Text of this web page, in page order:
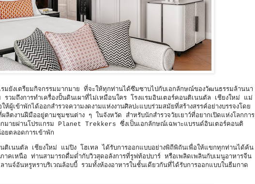
มยังเตรียมกิจกรรมมากมาย ที่จะให้ทุกท่านได้ซึมซาบไปกับเอกลักษณ์ของวัฒนธรรมล้านนา
วมถึงการทำเครื่องปั้นดินเผาที่ไม่เหมือนใคร โรงแรมอินเตอร์คอนติเนนตัล เชียงใหม่ แม่
ผู้เข้าพักได้ออกสำรวจความงดงามแห่งงานศิลปะแบบร่วมสมัยที่สร้างสรรค์อย่างบรรจงโดย
ลิตงานฝีมืออยู่ตามชุมชนต่าง ๆ ในจังหวัด สำหรับนักสำรวจวัยเยาว์ที่อยากเปิดแห่งโลกการ
ากมายผ่านโปรแกรม Planet Trekkers ซึ่งเป็นเอกลักษณ์เฉพาะแบรนด์อินเตอร์คอนติ
ยตลอดการเข้าพัก
ติเนนตัล เชียงใหม่ แม่ปิง โฮเทล ได้รับการออกแบบอย่างพิถีพิถันเพื่อให้แขกทุกท่านได้ค้น
าคเหนือ ท่านสามารถดื่มด่ำกับวิวสุดอลังการที่รูฟท้อปบาร์ หรือเพลิดเพลินกับเมนูอาหารจีน
นจ์อันหรูหราบริเวณล้อบบี้ รวมทั้งห้องอาหารในชั้นเดียวกันที่ได้รับการออกแบบในธีมกาด